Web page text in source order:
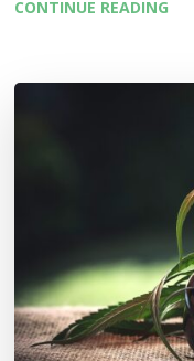
CONTINUE READING